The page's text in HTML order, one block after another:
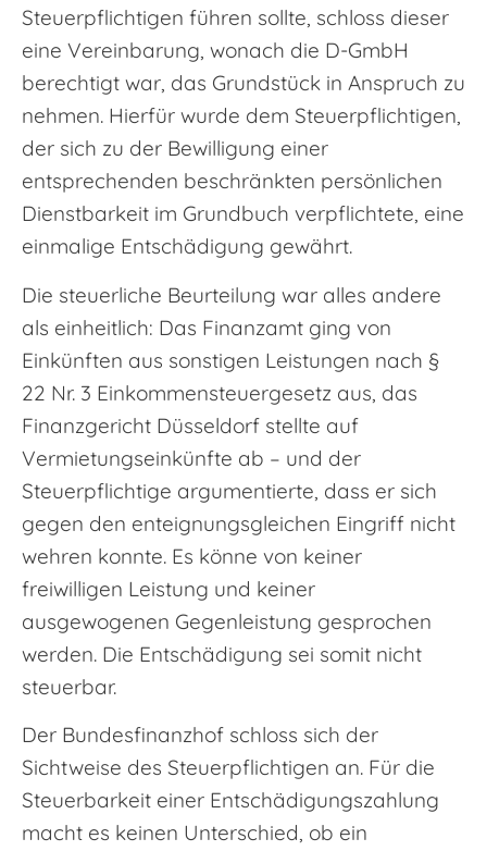
Steuerpflichtigen führen sollte, schloss dieser
eine Vereinbarung, wonach die D-GmbH
berechtigt war, das Grundstück in Anspruch zu
nehmen. Hierfür wurde dem Steuerpflichtigen,
der sich zu der Bewilligung einer
entsprechenden beschränkten persönlichen
Dienstbarkeit im Grundbuch verpflichtete, eine
einmalige Entschädigung gewährt.
Die steuerliche Beurteilung war alles andere
als einheitlich: Das Finanzamt ging von
Einkünften aus sonstigen Leistungen nach §
22 Nr. 3 Einkommensteuergesetz aus, das
Finanzgericht Düsseldorf stellte auf
Vermietungseinkünfte ab – und der
Steuerpflichtige argumentierte, dass er sich
gegen den enteignungsgleichen Eingriff nicht
wehren konnte. Es könne von keiner
freiwilligen Leistung und keiner
ausgewogenen Gegenleistung gesprochen
werden. Die Entschädigung sei somit nicht
steuerbar.
Der Bundesfinanzhof schloss sich der
Sichtweise des Steuerpflichtigen an. Für die
Steuerbarkeit einer Entschädigungszahlung
macht es keinen Unterschied, ob ein